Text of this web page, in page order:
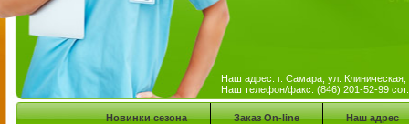
Наш адрес: г. Самара, ул.
Наш телефон/факс: (846) 201-52-99
Новинки сезона Заказ On-line Наш адрес